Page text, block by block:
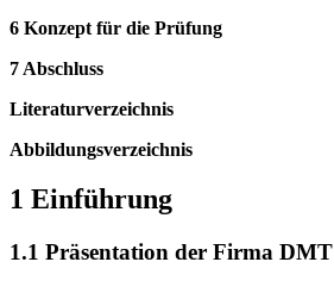
6 Konzept für die Prüfung
7 Abschluss
Literaturverzeichnis
Abbildungsverzeichnis
1 Einführung
1.1 Präsentation der Firma DMT